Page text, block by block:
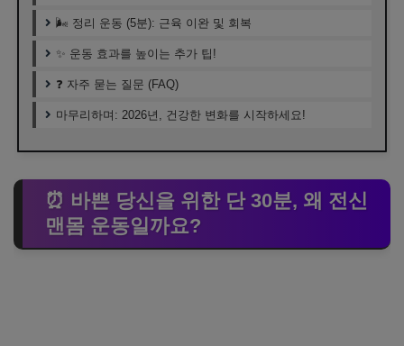
🌬️ 정리 운동 (5분): 근육 이완 및 회복
✨ 운동 효과를 높이는 추가 팁!
❓ 자주 묻는 질문 (FAQ)
마무리하며: 2026년, 건강한 변화를 시작하세요!
⏰ 바쁜 당신을 위한 단 30분, 왜 전신
맨몸 운동일까요?